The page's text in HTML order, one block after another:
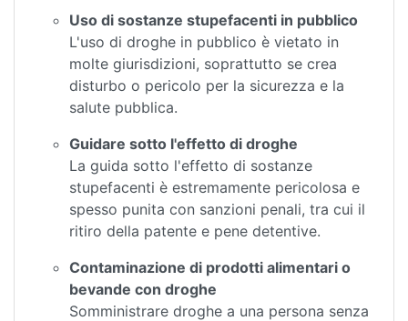
Uso di sostanze stupefacenti in pubblico
L'uso di droghe in pubblico è vietato in
molte giurisdizioni, soprattutto se crea
disturbo o pericolo per la sicurezza e la
salute pubblica.
Guidare sotto l'effetto di droghe
La guida sotto l'effetto di sostanze
stupefacenti è estremamente pericolosa e
spesso punita con sanzioni penali, tra cui il
ritiro della patente e pene detentive.
Contaminazione di prodotti alimentari o
bevande con droghe
Somministrare droghe a una persona senza